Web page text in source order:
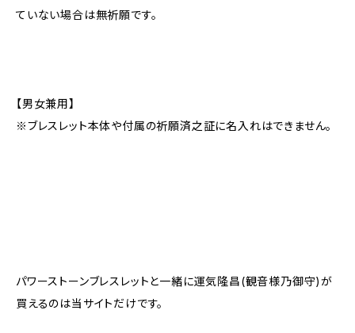
ていない場合は無祈願です。
【男女兼用】
※ブレスレット本体や付属の祈願済之証に名入れはできません。
パワーストーンブレスレットと一緒に運気隆昌(観音様乃御守)が
買えるのは当サイトだけです。